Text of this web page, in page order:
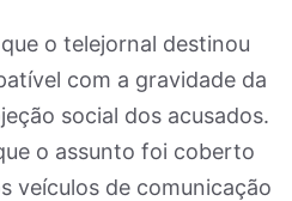
o telejornal destinou
com a gravidade da
social dos acusados.
o assunto foi coberto
veículos de comunicação